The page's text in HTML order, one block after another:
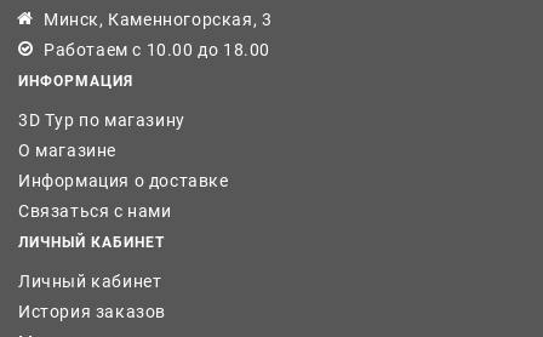
Минск, Каменногорская, 3
Работаем с 10.00 до 18.00
ИНФОРМАЦИЯ
3D Тур по магазину
О магазине
Информация о доставке
Связаться с нами
ЛИЧНЫЙ КАБИНЕТ
Личный кабинет
История заказов